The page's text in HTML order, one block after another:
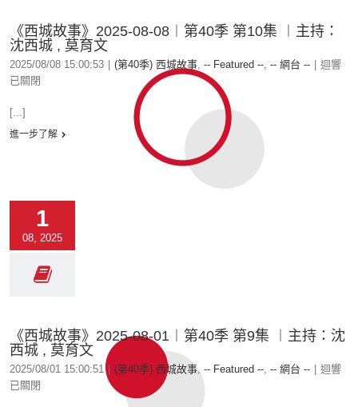
《西城故事》2025-08-08︱第40季 第10集 ︱主持：
沈西城 , 莫育文
2025/08/08 15:00:53 (第40季) 西城故事, -- Featured --, -- 網台 --
迴響
已關閉
[...]
進一步了解
1
08, 2025
《西城故事》2025-08-01︱第40季 第9集 ︱主持：沈
西城 , 莫育文
2025/08/01 15:00:51 (第40季) 西城故事, -- Featured --, -- 網台 --
迴響
已關閉